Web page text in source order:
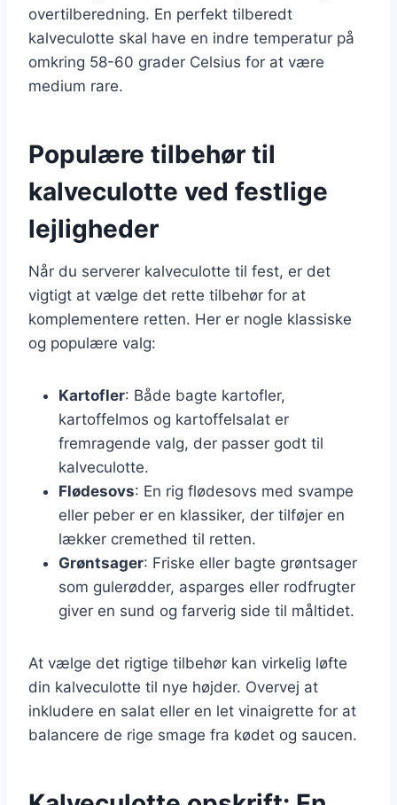
overtilberedning. En perfekt tilberedt
kalveculotte skal have en indre temperatur på
omkring 58-60 grader Celsius for at være
medium rare.
Populære tilbehør til
kalveculotte ved festlige
lejligheder
Når du serverer kalveculotte til fest, er det
vigtigt at vælge det rette tilbehør for at
komplementere retten. Her er nogle klassiske
og populære valg:
Kartofler: Både bagte kartofler,
kartoffelmos og kartoffelsalat er
fremragende valg, der passer godt til
kalveculotte.
Flødesovs: En rig flødesovs med svampe
eller peber er en klassiker, der tilføjer en
lækker cremethed til retten.
Grøntsager: Friske eller bagte grøntsager
som gulerødder, asparges eller rodfrugter
giver en sund og farverig side til måltidet.
At vælge det rigtige tilbehør kan virkelig løfte
din kalveculotte til nye højder. Overvej at
inkludere en salat eller en let vinaigrette for at
balancere de rige smage fra kødet og saucen.